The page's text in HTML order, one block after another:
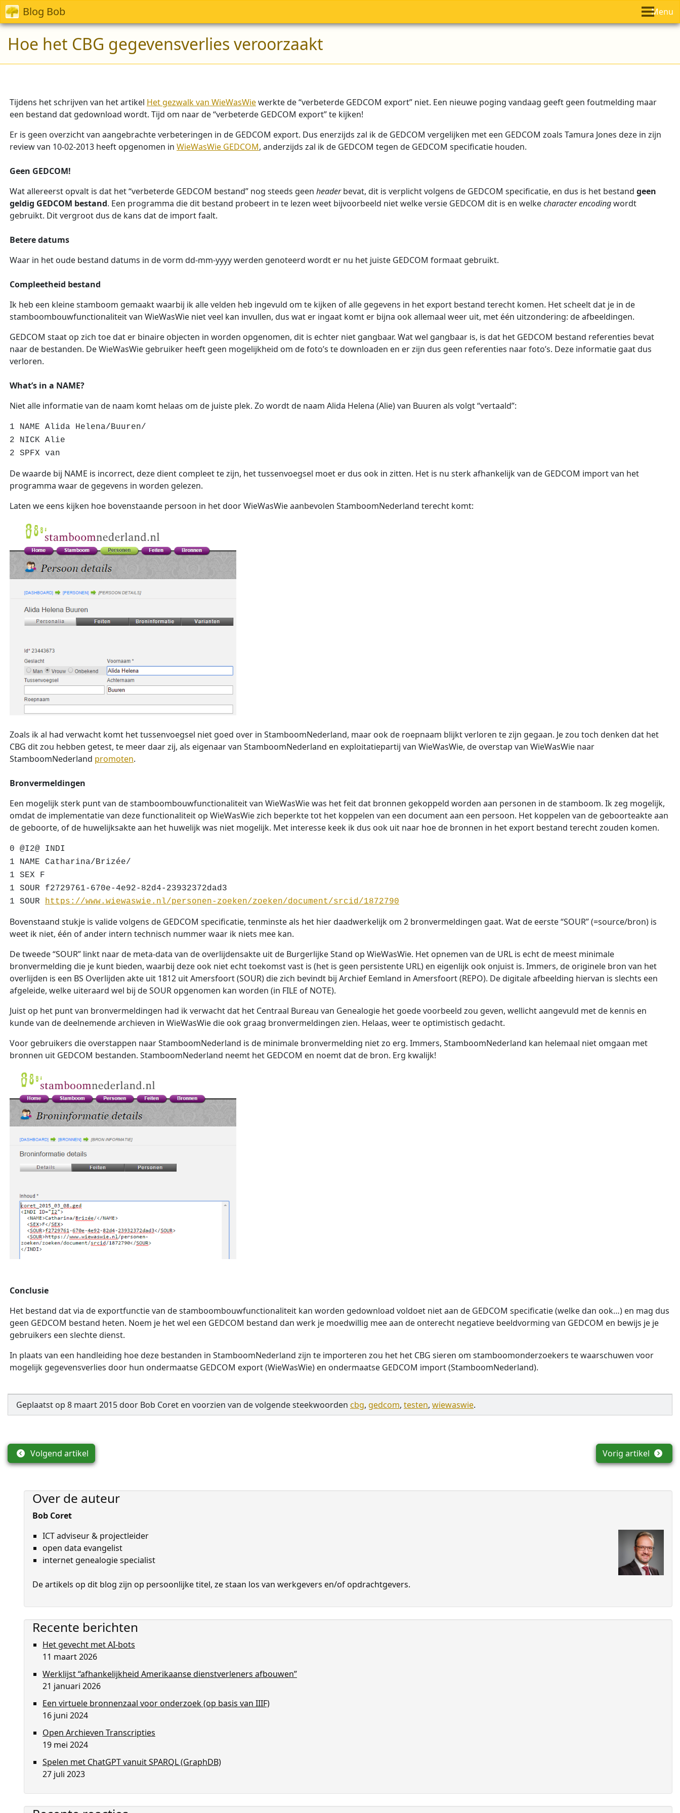
Blog Bob Menu
Hoe het CBG gegevensverlies veroorzaakt
Tijdens het schrijven van het artikel Het gezwalk van WieWasWiewerkte de “verbeterde GEDCOM export” niet. Een nieuwe poging vandaag geeft geen foutmelding maar
een bestand dat gedownload wordt. Tijd om naar de “verbeterde GEDCOM export” te kijken!
Er is geen overzicht van aangebrachte verbeteringen in de GEDCOM export. Dus enerzijds zal ik de GEDCOM vergelijken met een GEDCOM zoals Tamura Jones deze in zijn
review van 10-02-2013 heeft opgenomen in WieWasWie GEDCOM, anderzijds zal ik de GEDCOM tegen de GEDCOM specificatie houden.
Geen GEDCOM!
Wat allereerst opvalt is dat het “verbeterde GEDCOM bestand” nog steeds geen headerbevat, dit is verplicht volgens de GEDCOM specificatie, en dus is het bestand geen
geldig GEDCOM bestand. Een programma die dit bestand probeert in te lezen weet bijvoorbeeld niet welke versie GEDCOM dit is en welkecharacter encodingwordt
gebruikt. Dit vergroot dus de kans dat de import faalt.
Betere datums
Waar in het oude bestand datums in de vorm dd-mm-yyyy werden genoteerd wordt er nu het juiste GEDCOM formaat gebruikt.
Compleetheid bestand
Ik heb een kleine stamboom gemaakt waarbij ik alle velden heb ingevuld om te kijken of alle gegevens in het export bestand terecht komen. Het scheelt dat je in de
stamboombouwfunctionaliteit van WieWasWie niet veel kan invullen, dus wat er ingaat komt er bijna ook allemaal weer uit, met één uitzondering: de afbeeldingen.
GEDCOM staat op zich toe dat er binaire objecten in worden opgenomen, dit is echter niet gangbaar. Wat wel gangbaar is, is dat het GEDCOM bestand referenties bevat
naar de bestanden. De WieWasWie gebruiker heeft geen mogelijkheid om de foto’s te downloaden en er zijn dus geen referenties naar foto’s. Deze informatie gaat dus
verloren.
What’s in a NAME?
Niet alle informatie van de naam komt helaas om de juiste plek. Zo wordt de naam Alida Helena (Alie) van Buuren als volgt “vertaald”:
1 NAME Alida Helena/Buuren/
2 NICK Alie
2 SPFX van
De waarde bij NAME is incorrect, deze dient compleet te zijn, het tussenvoegsel moet er dus ook in zitten. Het is nu sterk afhankelijk van de GEDCOM import van het
programma waar de gegevens in worden gelezen.
Laten we eens kijken hoe bovenstaande persoon in het door WieWasWie aanbevolen StamboomNederland terecht komt:
Zoals ik al had verwacht komt het tussenvoegsel niet goed over in StamboomNederland, maar ook de roepnaam blijkt verloren te zijn gegaan. Je zou toch denken dat het
CBG dit zou hebben getest, te meer daar zij, als eigenaar van StamboomNederland en exploitatiepartij van WieWasWie, de overstap van WieWasWie naar
StamboomNederland promoten.
Bronvermeldingen
Een mogelijk sterk punt van de stamboombouwfunctionaliteit van WieWasWie was het feit dat bronnen gekoppeld worden aan personen in de stamboom. Ik zeg mogelijk,
omdat de implementatie van deze functionaliteit op WieWasWie zich beperkte tot het koppelen van een document aan een persoon. Het koppelen van de geboorteakte aan
de geboorte, of de huwelijksakte aan het huwelijk was niet mogelijk. Met interesse keek ik dus ook uit naar hoe de bronnen in het export bestand terecht zouden komen.
0 @I2@ INDI
1 NAME Catharina/Brizée/
1 SEX F
1 SOUR f2729761-670e-4e92-82d4-23932372dad3
1 SOUR https://www.wiewaswie.nl/personen-zoeken/zoeken/document/srcid/1872790
Bovenstaand stukje is valide volgens de GEDCOM specificatie, tenminste als het hier daadwerkelijk om 2 bronvermeldingen gaat. Wat de eerste “SOUR” (=source/bron) is
weet ik niet, één of ander intern technisch nummer waar ik niets mee kan.
De tweede “SOUR” linkt naar de meta-data van de overlijdensakte uit de Burgerlijke Stand op WieWasWie. Het opnemen van de URL is echt de meest minimale
bronvermelding die je kunt bieden, waarbij deze ook niet echt toekomst vast is (het is geen persistente URL) en eigenlijk ook onjuist is. Immers, de originele bron van het
overlijden is een BS Overlijden akte uit 1812 uit Amersfoort (SOUR) die zich bevindt bij Archief Eemland in Amersfoort (REPO). De digitale afbeelding hiervan is slechts een
afgeleide, welke uiteraard wel bij de SOUR opgenomen kan worden (in FILE of NOTE).
Juist op het punt van bronvermeldingen had ik verwacht dat het Centraal Bureau van Genealogie het goede voorbeeld zou geven, wellicht aangevuld met de kennis en
kunde van de deelnemende archieven in WieWasWie die ook graag bronvermeldingen zien. Helaas, weer te optimistisch gedacht.
Voor gebruikers die overstappen naar StamboomNederland is de minimale bronvermelding niet zo erg. Immers, StamboomNederland kan helemaal niet omgaan met
bronnen uit GEDCOM bestanden. StamboomNederland neemt het GEDCOM en noemt dat de bron. Erg kwalijk!
Conclusie
Het bestand dat via de exportfunctie van de stamboombouwfunctionaliteit kan worden gedownload voldoet niet aan de GEDCOM specificatie (welke dan ook…) en mag dus
geen GEDCOM bestand heten. Noem je het wel een GEDCOM bestand dan werk je moedwillig mee aan de onterecht negatieve beeldvorming van GEDCOM en bewijs je je
gebruikers een slechte dienst.
In plaats van een handleiding hoe deze bestanden in StamboomNederland zijn te importeren zou het het CBG sieren om stamboomonderzoekers te waarschuwen voor
mogelijk gegevensverlies door hun ondermaatse GEDCOM export (WieWasWie) en ondermaatse GEDCOM import (StamboomNederland).
Geplaatst op 8 maart 2015door Bob Coret en voorzien van de volgende steekwoorden cbg, gedcom, testen, wiewaswie.
Vorig artikel
Volgend artikel
Over de auteur
Bob Coret
ICT adviseur & projectleider
open data evangelist
internet genealogie specialist
De artikels op dit blog zijn op persoon­lijke titel, ze staan los van werkgevers en/of opdrachtgevers.
Recente berichten
Het gevecht met AI-bots
11 maart 2026
Werklijst “afhankelijkheid Amerikaanse dienstverleners afbouwen”
21 januari 2026
Een virtuele bronnenzaal voor onderzoek (op basis van IIIF)
16 juni 2024
Open Archieven Transcripties
19 mei 2024
Spelen met ChatGPT vanuit SPARQL (GraphDB)
27 juli 2023